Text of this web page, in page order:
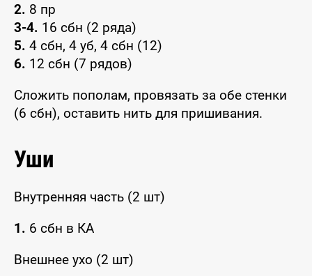
2. 8 пр
3-4. 16 сбн (2 ряда)
5. 4 сбн, 4 уб, 4 сбн (12)
6. 12 сбн (7 рядов)
Сложить пополам, провязать за обе стенки
(6 сбн), оставить нить для пришивания.
Уши
Внутренняя часть (2 шт)
1. 6 сбн в КА
Внешнее ухо (2 шт)